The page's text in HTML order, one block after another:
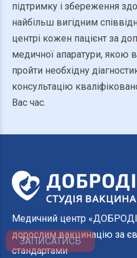
підтримку і збереження
найбільш вигідним
центрі кожен пацієнт за
медичної апаратури, якою
пройти необхідну
консультацію
Вас час.
Медичний центр
дорослим вакцинацію за
стандартами
ЗАПИСАТИСЬ